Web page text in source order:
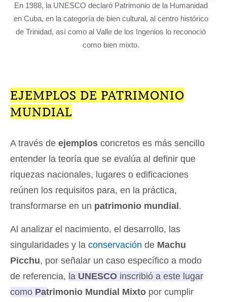
En 1988, la UNESCO declaró Patrimonio de la Humanidad
en Cuba, en la categoría de bien cultural, al centro histórico
de Trinidad, así como al Valle de los Ingenios lo reconoció
como bien mixto.
EJEMPLOS DE PATRIMONIO
MUNDIAL
A través de ejemplos concretos es más sencillo
entender la teoría que se evalúa al definir que
riquezas nacionales, lugares o edificaciones
reúnen los requisitos para, en la práctica,
transformarse en un patrimonio mundial.
Al analizar el nacimiento, el desarrollo, las
singularidades y la conservación de Machu
Picchu, por señalar un caso específico a modo
de referencia, la UNESCO inscribió a este lugar
como Patrimonio Mundial Mixto por cumplir